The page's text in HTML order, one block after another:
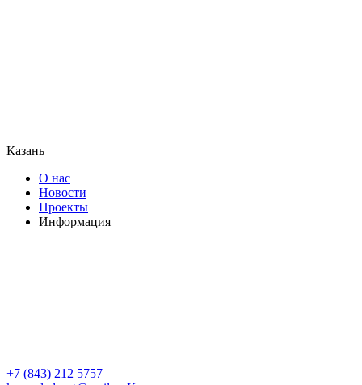
Казань
О нас
Новости
Проекты
Информация
+7 (843) 212 5757